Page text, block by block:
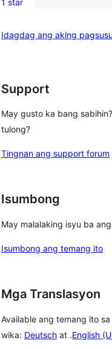
star
2-
reviews
0
star
Idagdag ang aking
Support
May gusto ka bang
tulong?
Tingnan ang support forum
Isumbong
May malalaking isyu ba
Isumbong ang temang ito
Mga Translasyon
Available ang temang ito
wika: Deutsch at .English